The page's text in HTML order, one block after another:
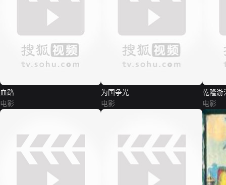
血路
电影
为国争光
电影
乾隆游
电影